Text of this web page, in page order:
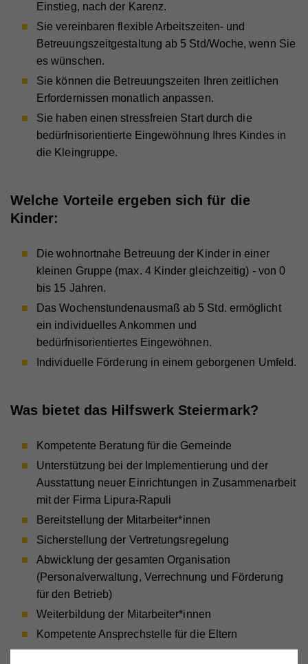
Einstieg, nach der Karenz.
Sie vereinbaren flexible Arbeitszeiten- und
Betreuungszeitgestaltung ab 5 Std/Woche, wenn Sie
es wünschen.
Sie können die Betreuungszeiten Ihren zeitlichen
Erfordernissen monatlich anpassen.
Sie haben einen stressfreien Start durch die
bedürfnisorientierte Eingewöhnung Ihres Kindes in
die Kleingruppe.
Welche Vorteile ergeben sich für die
Kinder:
Die wohnortnahe Betreuung der Kinder in einer
kleinen Gruppe (max. 4 Kinder gleichzeitig) - von 0
bis 15 Jahren.
Das Wochenstundenausmaß ab 5 Std. ermöglicht
ein individuelles Ankommen und
bedürfnisorientiertes Eingewöhnen.
Individuelle Förderung in einem geborgenen Umfeld.
Was bietet das Hilfswerk Steiermark?
Kompetente Beratung für die Gemeinde
Unterstützung bei der Implementierung und der
Ausstattung neuer Einrichtungen in Zusammenarbeit
mit der Firma Lipura-Rapuli
Bereitstellung der Mitarbeiter*innen
Sicherstellung der Vertretungsregelung
Abwicklung der gesamten Organisation
(Personalverwaltung, Verrechnung und Förderung
für den Betrieb)
Weiterbildung der Mitarbeiter*innen
Kompetente Ansprechstelle für die Eltern